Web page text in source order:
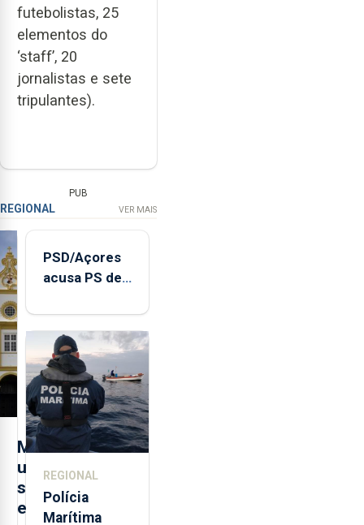
futebolistas, 25
elementos do
‘staff’, 20
jornalistas e sete
tripulantes).
PUB
REGIONAL VER MAIS
M
u
s
e
PSD/Açores
acusa PS de
contraditória"
sobre
evolução
turística
REGIONAL
Polícia
Marítima